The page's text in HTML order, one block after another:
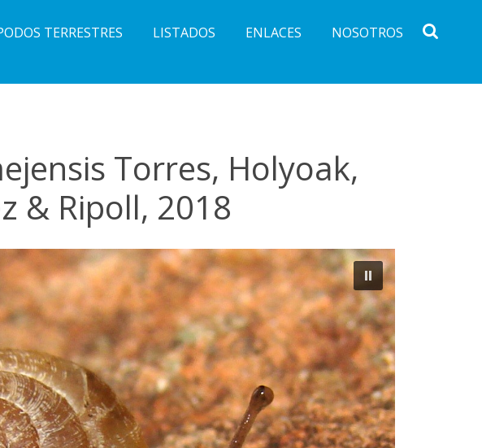
TERRESTRES LISTADOS ENLACES NOSOTROS
Torres, Holyoak,
& Ripoll, 2018